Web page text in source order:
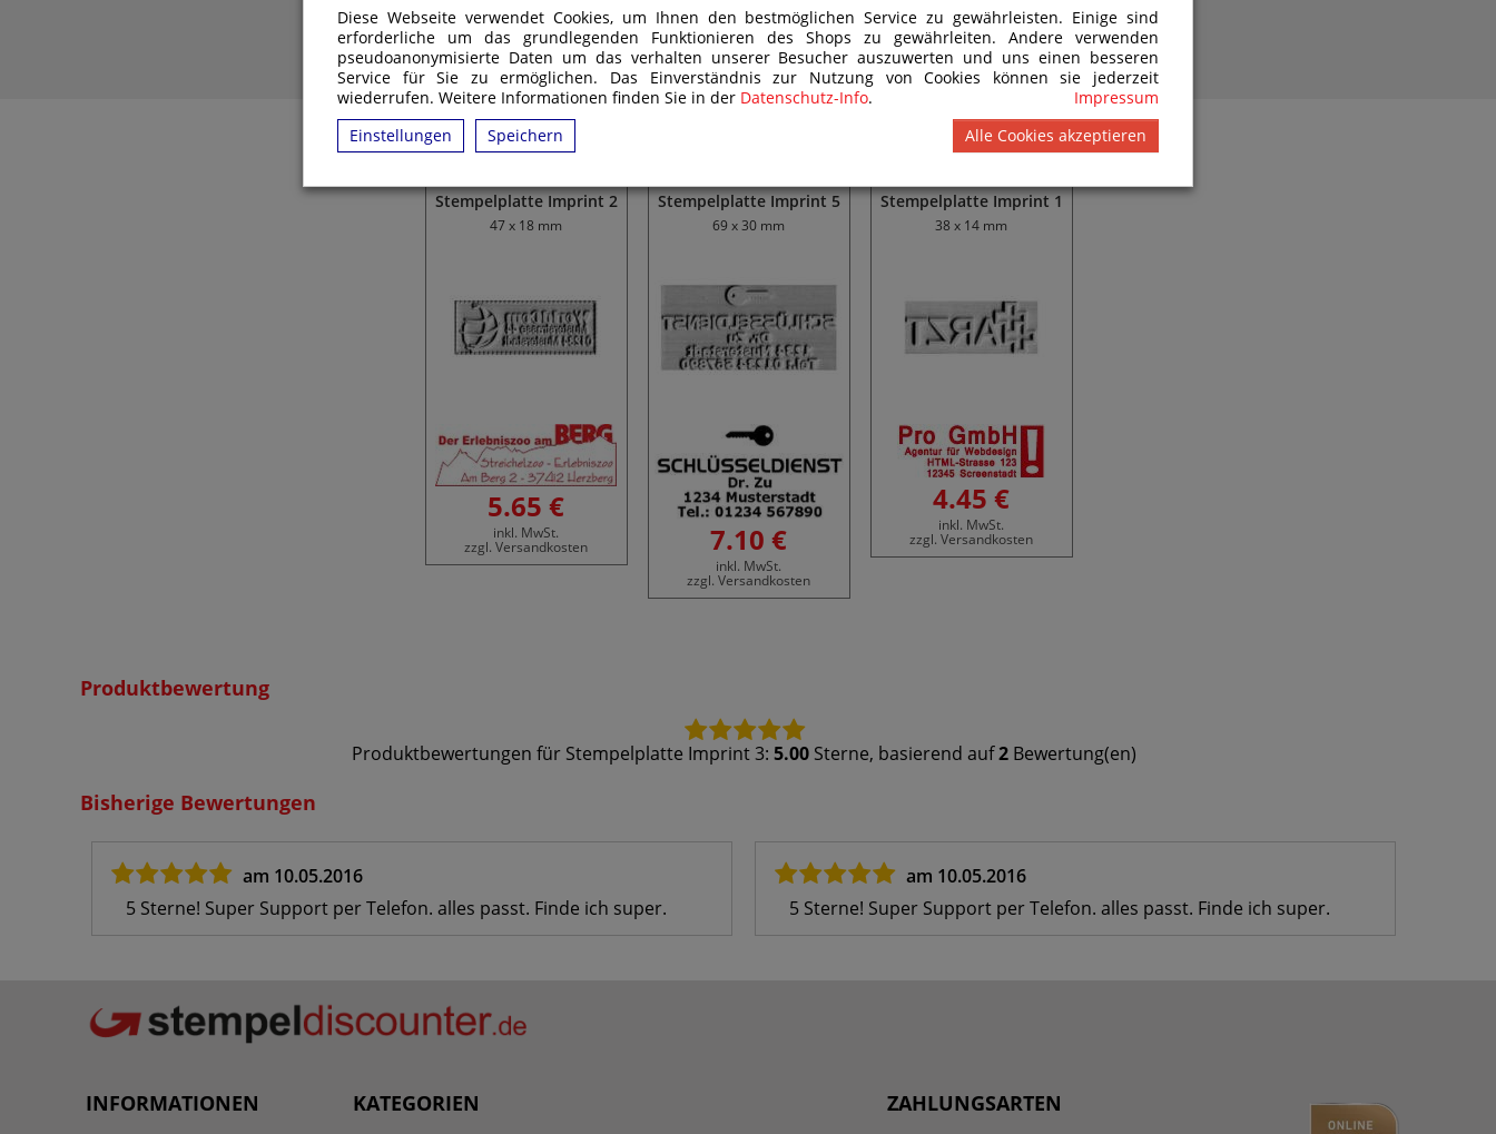
Diese Webseite verwendet Cookies, um Ihnen den bestmöglichen Service zu gewährleisten. Einige sind
erforderliche um das grundlegenden Funktionieren des Shops zu gewährleiten. Andere verwenden
pseudoanonymisierte Daten um das verhalten unserer Besucher auszuwerten und uns einen besseren
Service für Sie zu ermöglichen. Das Einverständnis zur Nutzung von Cookies können sie jederzeit
wiederrufen. Weitere Informationen finden Sie in der Datenschutz-Info.
Impressum
Einstellungen
Speichern Alle Cookies akzeptieren
6 7 8
Stempelplatte Imprint 2
47 x 18 mm
5.65 €
inkl. MwSt.
zzgl. Versandkosten
Stempelplatte Imprint 5
69 x 30 mm
7.10 €
inkl. MwSt.
zzgl. Versandkosten
Stempelplatte Imprint 1
38 x 14 mm
4.45 €
inkl. MwSt.
zzgl. Versandkosten
Produktbewertung
Produktbewertungen für Stempelplatte Imprint 3: 5.00Sterne, basierend auf2Bewertung(en)
Bisherige Bewertungen
am 10.05.2016
5 Sterne! Super Support per Telefon. alles passt. Finde ich super.
am 10.05.2016
5 Sterne! Super Support per Telefon. alles passt. Finde ich super.
INFORMATIONEN KATEGORIEN ZAHLUNGSARTEN